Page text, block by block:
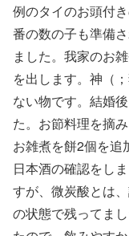
例のタイのお頭付
番の数の子も準備
ました。我家のお
を出します。神（
ない物です。結婚
た。お節料理を摘
お雑煮を餅2個を追
日本酒の確認をし
すが、微炭酸とは
の状態で残ってま